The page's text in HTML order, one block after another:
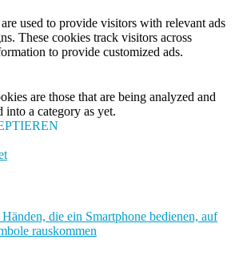
used to provide visitors with relevant ads
These cookies track visitors across
to provide customized ads.
are those that are being analyzed and
into a category as yet.